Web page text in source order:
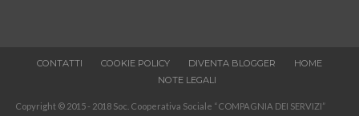
CONTATTI COOKIE POLICY DIVENTA BLOGGER
HOME
NOTE LEGALI
Copyright © 2015 - 2018 Soc. Cooperativa Sociale “COMPAGNIA DEI SERVIZI”